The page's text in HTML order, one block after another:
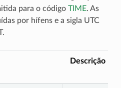
para o código TIME. As
por hífens e a sigla UTC
Descrição